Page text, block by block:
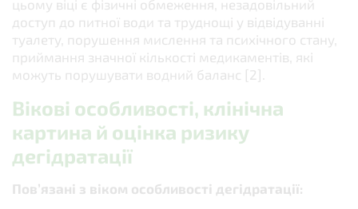
цьому віці є фізичні обмеження, незадовільний
доступ до питної води та труднощі у відвідуванні
туалету, порушення мислення та психічного стану,
приймання значної кількості медикаментів, які
можуть порушувати водний баланс [2].
Вікові особливості, клінічна
картина й оцінка ризику
дегідратації
Пов’язані з віком особливості дегідратації: